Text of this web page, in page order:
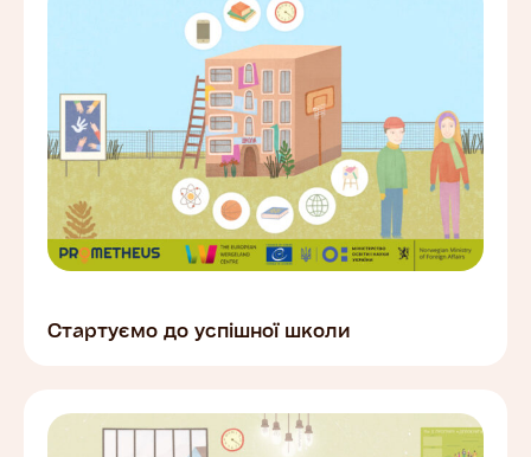
Стартуємо до успішної школи